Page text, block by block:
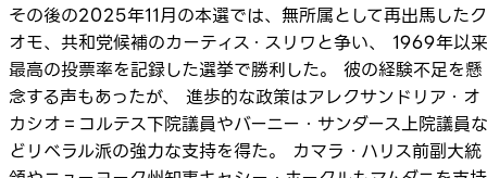
その後の2025年11月の本選では、無所属として再出馬したク
オモ、共和党候補のカーティス・スリワと争い、 1969年以来
最高の投票率を記録した選挙で勝利した。 彼の経験不足を懸
念する声もあったが、 進歩的な政策はアレクサンドリア・オ
カシオ＝コルテス下院議員やバーニー・サンダース上院議員な
どリベラル派の強力な支持を得た。 カマラ・ハリス前副大統